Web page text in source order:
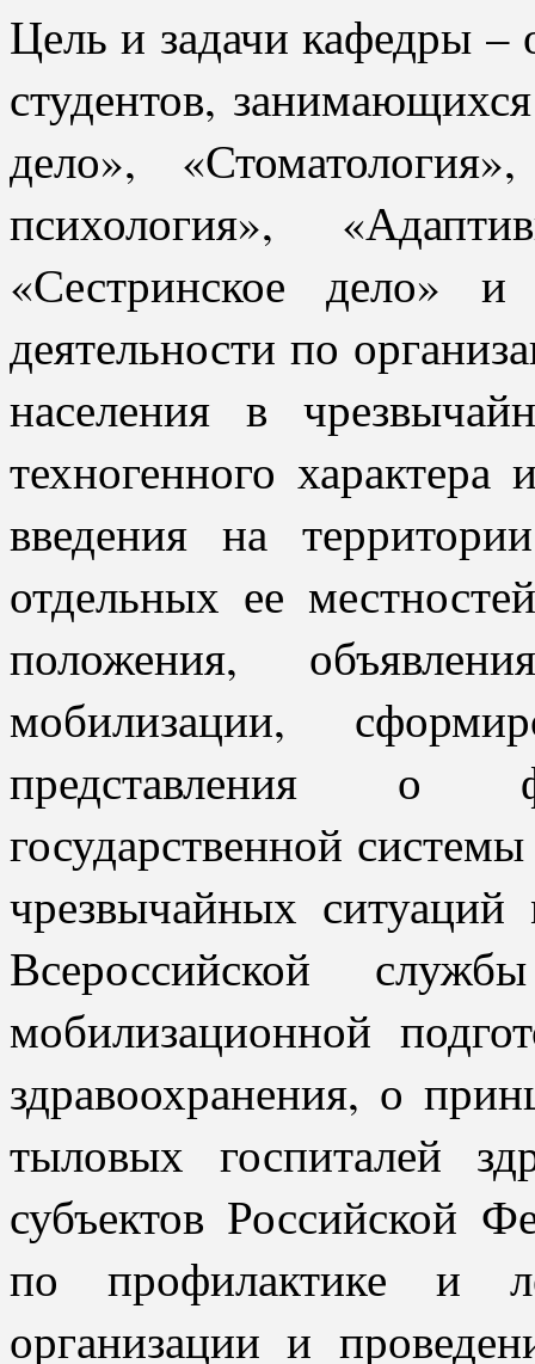
Цель и задачи кафедры –
студентов,
дело»,
психология»,
«Сестринское дело»
деятельности по
населения в
техногенного
введения на
отдельных ее
положения,
мобилизации,
представления о
государственной
чрезвычайных
Всероссийской
мобилизационной
здравоохранения, о
тыловых госпиталей
субъектов Российской
по профилактике и
организации и